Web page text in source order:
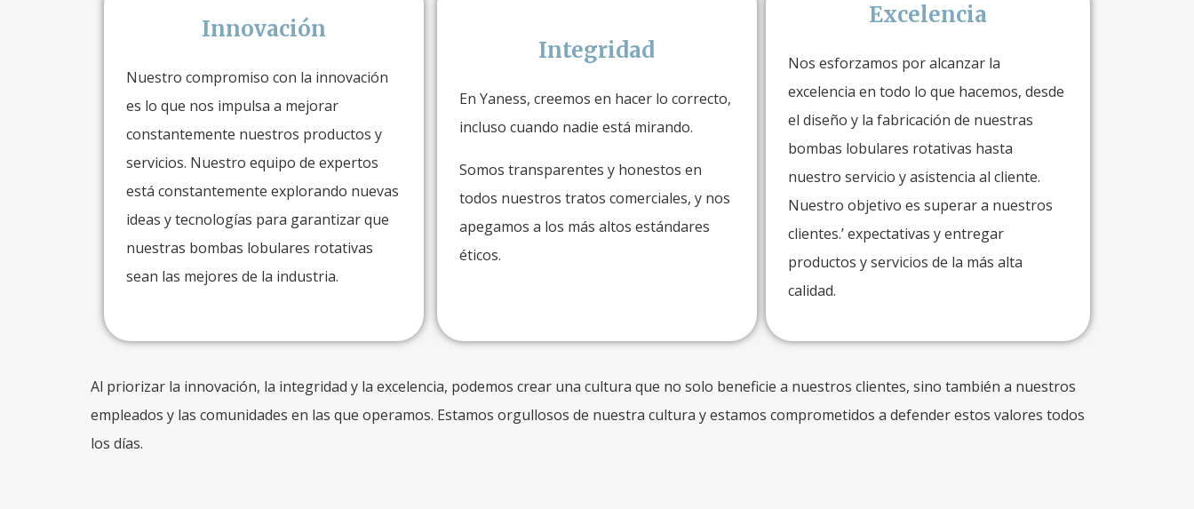
Innovación
Nuestro compromiso con la innovación
es lo que nos impulsa a mejorar
constantemente nuestros productos y
servicios. Nuestro equipo de expertos
está constantemente explorando nuevas
ideas y tecnologías para garantizar que
nuestras bombas lobulares rotativas
sean las mejores de la industria.
Integridad
En Yaness, creemos en hacer lo correcto,
incluso cuando nadie está mirando.
Somos transparentes y honestos en
todos nuestros tratos comerciales, y nos
apegamos a los más altos estándares
éticos.
Excelencia
Nos esforzamos por alcanzar la
excelencia en todo lo que hacemos, desde
el diseño y la fabricación de nuestras
bombas lobulares rotativas hasta
nuestro servicio y asistencia al cliente.
Nuestro objetivo es superar a nuestros
clientes.’ expectativas y entregar
productos y servicios de la más alta
calidad.
Al priorizar la innovación, la integridad y la excelencia, podemos crear una cultura que no solo beneficie a nuestros clientes, sino también a nuestros
empleados y las comunidades en las que operamos. Estamos orgullosos de nuestra cultura y estamos comprometidos a defender estos valores todos
los días.